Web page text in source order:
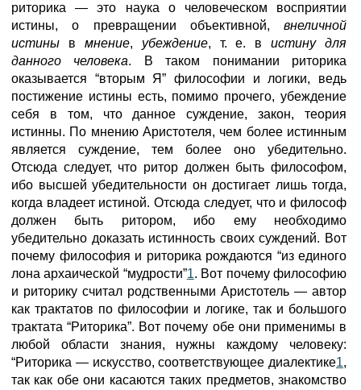
риторика — это наука о человеческом восприятии
истины, о превращении объективной, внеличной
истины в мнение, убеждение, т. е. вистину для
данного человека. В таком понимании риторика
оказывается “вторым Я” философии и логики, ведь
постижение истины есть, помимо прочего, убеждение
себя в том, что данное суждение, закон, теория
истинны. По мнению Аристотеля, чем более истинным
является суждение, тем более оно убедительно.
Отсюда следует, что ритор должен быть философом,
ибо высшей убедительности он достигает лишь тогда,
когда владеет истиной. Отсюда следует, что и философ
должен быть ритором, ибо ему необходимо
убедительно доказать истинность своих суждений. Вот
почему философия и риторика рождаются “из единого
лона архаической “мудрости”1. Вот почему философию
и риторику считал родственными Аристотель — автор
как трактатов по философии и логике, так и большого
трактата “Риторика”. Вот почему обе они применимы в
любой области знания, нужны каждому человеку:
“Риторика — искусство, соответствующее диалектике1,
так как обе они касаются таких предметов, знакомство